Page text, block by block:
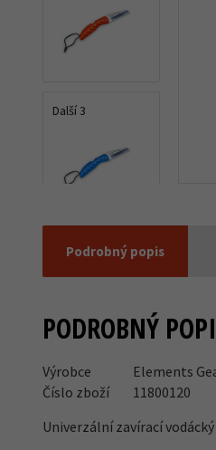
Další 3
Podrobný popis
PODROBNÝ
Výrobce
Elements
Číslo zboží
11800120
Univerzální zavírací